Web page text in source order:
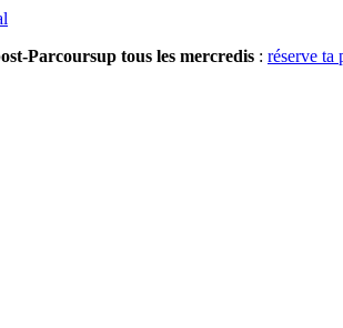
Parcoursup tous les mercredis : réserve ta